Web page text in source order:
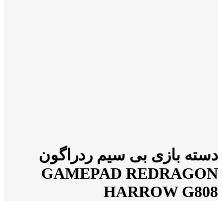
دسته بازی بی سیم ردراگون
GAMEPAD REDRAGON
HARROW G808